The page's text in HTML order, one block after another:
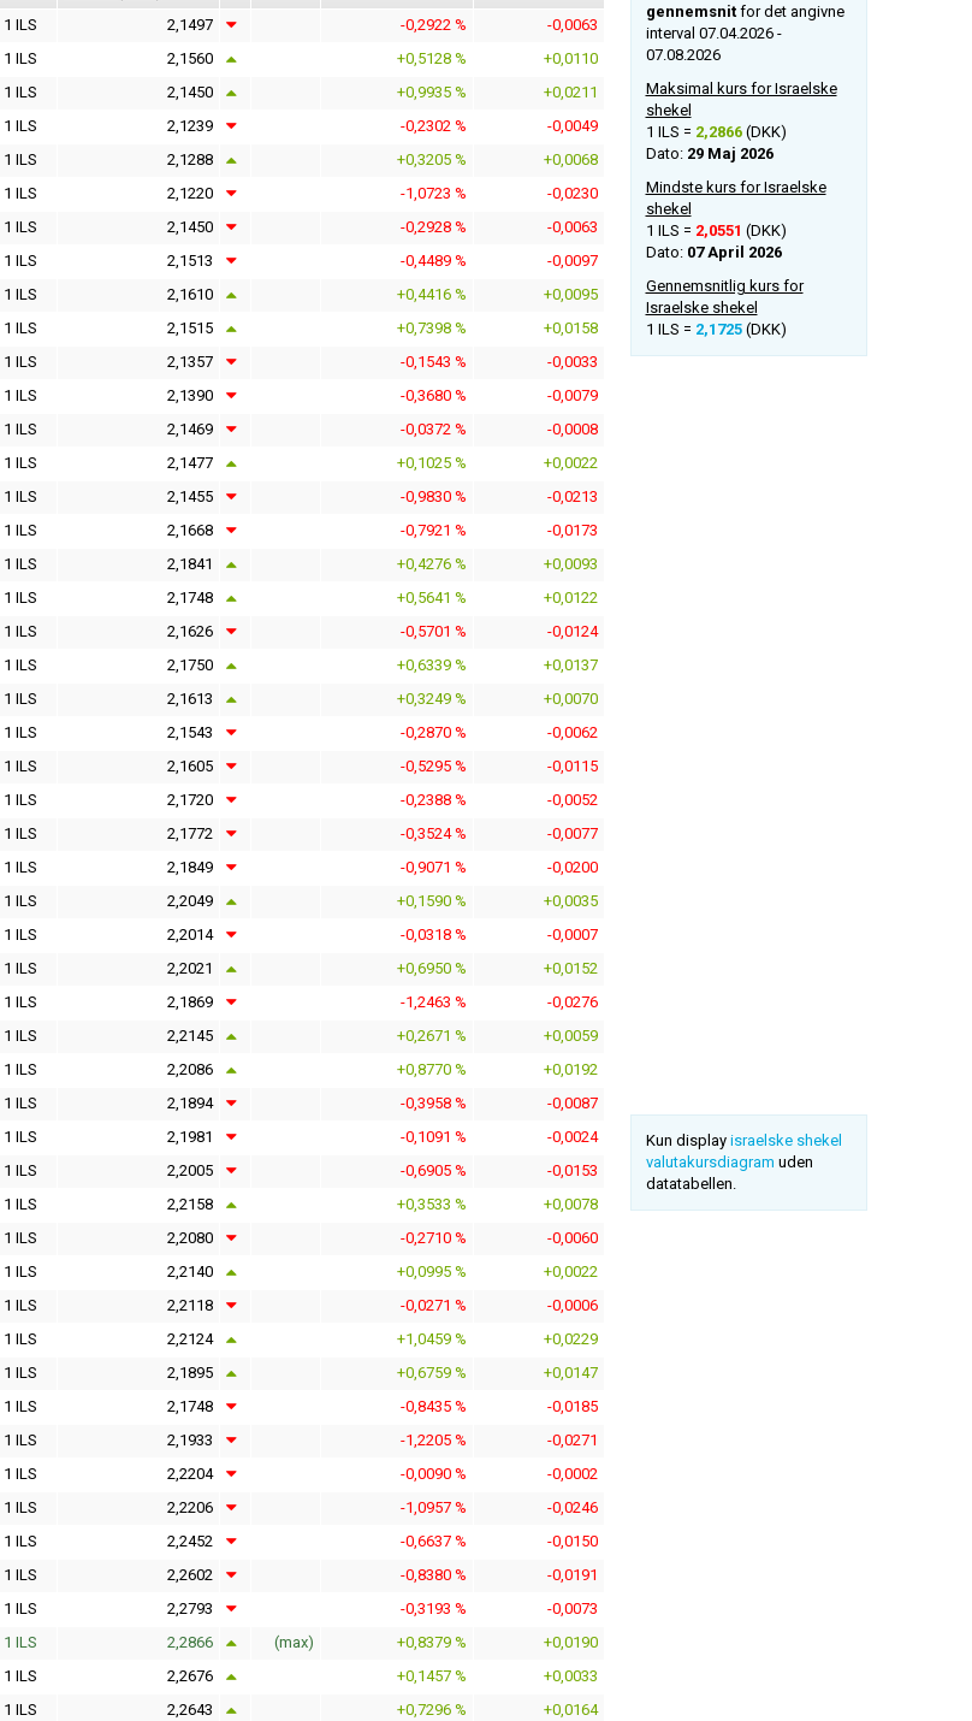
1 ILS 2,1497 -0,2922 %
-0,0063
1 ILS 2,1560 +0,5128 %
+0,0110
1 ILS 2,1450 +0,9935 %
+0,0211
1 ILS 2,1239 -0,2302 %
-0,0049
1 ILS 2,1288 +0,3205 %
+0,0068
1 ILS 2,1220 -1,0723 %
-0,0230
1 ILS 2,1450 -0,2928 %
-0,0063
1 ILS 2,1513 -0,4489 %
-0,0097
1 ILS 2,1610 +0,4416 %
+0,0095
1 ILS 2,1515 +0,7398 %
+0,0158
1 ILS 2,1357 -0,1543 %
-0,0033
1 ILS 2,1390 -0,3680 %
-0,0079
1 ILS 2,1469 -0,0372 %
-0,0008
1 ILS 2,1477 +0,1025 %
+0,0022
1 ILS 2,1455 -0,9830 %
-0,0213
1 ILS 2,1668 -0,7921 %
-0,0173
1 ILS 2,1841 +0,4276 %
+0,0093
1 ILS 2,1748 +0,5641 %
+0,0122
1 ILS 2,1626 -0,5701 %
-0,0124
1 ILS 2,1750 +0,6339 %
+0,0137
1 ILS 2,1613 +0,3249 %
+0,0070
1 ILS 2,1543 -0,2870 %
-0,0062
1 ILS 2,1605 -0,5295 %
-0,0115
1 ILS 2,1720 -0,2388 %
-0,0052
1 ILS 2,1772 -0,3524 %
-0,0077
1 ILS 2,1849 -0,9071 %
-0,0200
1 ILS 2,2049 +0,1590 %
+0,0035
1 ILS 2,2014 -0,0318 %
-0,0007
1 ILS 2,2021 +0,6950 %
+0,0152
1 ILS 2,1869 -1,2463 %
-0,0276
1 ILS 2,2145 +0,2671 %
+0,0059
1 ILS 2,2086 +0,8770 %
+0,0192
1 ILS 2,1894 -0,3958 %
-0,0087
1 ILS 2,1981 -0,1091 %
-0,0024
1 ILS 2,2005 -0,6905 %
-0,0153
1 ILS 2,2158 +0,3533 %
+0,0078
1 ILS 2,2080 -0,2710 %
-0,0060
1 ILS 2,2140 +0,0995 %
+0,0022
1 ILS 2,2118 -0,0271 %
-0,0006
1 ILS 2,2124 +1,0459 %
+0,0229
1 ILS 2,1895 +0,6759 %
+0,0147
1 ILS 2,1748 -0,8435 %
-0,0185
1 ILS 2,1933 -1,2205 %
-0,0271
1 ILS 2,2204 -0,0090 %
-0,0002
1 ILS 2,2206 -1,0957 %
-0,0246
1 ILS 2,2452 -0,6637 %
-0,0150
1 ILS 2,2602 -0,8380 %
-0,0191
1 ILS 2,2793 -0,3193 %
-0,0073
1 ILS 2,2866 (max) +0,8379 %
+0,0190
1 ILS 2,2676 +0,1457 %
+0,0033
1 ILS 2,2643 +0,7296 %
+0,0164
gennemsnitfor det angivne
interval 07.04.2026 -
07.08.2026
Maksimal kurs for Israelske
shekel
1 ILS = 2,2866(DKK)
Dato: 29 Maj 2026
Mindste kurs for Israelske
shekel
1 ILS = 2,0551 (DKK)
Dato: 07 April 2026
Gennemsnitlig kurs for
Israelske shekel
1 ILS = 2,1725(DKK)
Kun display israelske shekel
valutakursdiagram uden
datatabellen.